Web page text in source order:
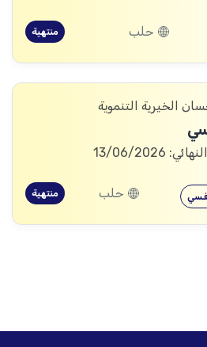
حلب منتهية
الخيرية التنموية
13/06/2026
حلب منتهية